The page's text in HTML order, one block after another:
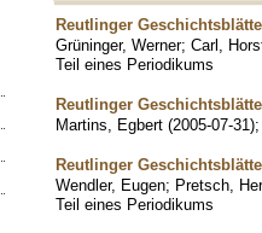
Reutlinger
Grüninger, Werner; Carl,
Teil eines Periodikums
Reutlinger
Martins, Egbert (2005-07-31)
Reutlinger
Wendler, Eugen; Pretsch,
Teil eines Periodikums